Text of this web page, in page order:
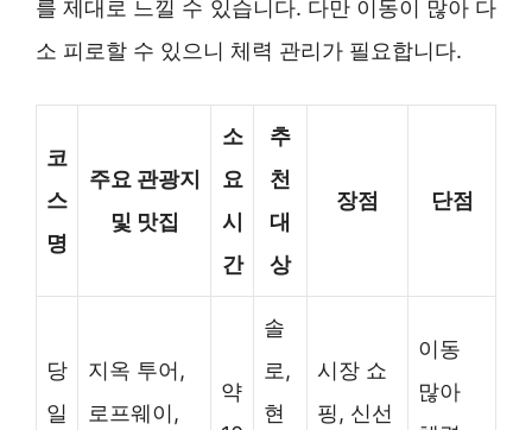
를 제대로 느낄 수 있습니다. 다만 이동이 많아 다
소 피로할 수 있으니 체력 관리가 필요합니다.
코
스
명
주요 관광지
및 맛집
소
요
시
간
추
천
대
상
장점 단점
당
일
지옥 투어,
로프웨이,
약
솔
로,
현
시장 쇼
핑, 신선
이동
많아